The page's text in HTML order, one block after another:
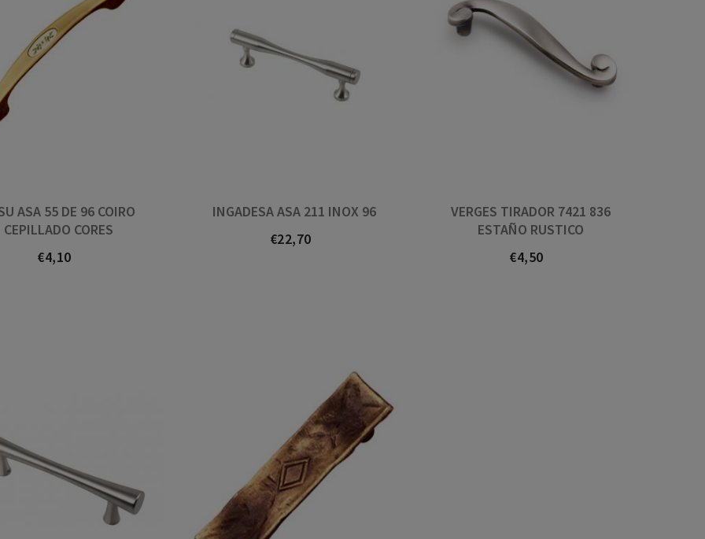
pechaduras e manivelas.
Sempre que busco algo
ASA 55 DE 96 COIRO
CEPILLADO CORES
Prezo
€4,10
INGADESA ASA 211 INOX 96
Prezo
€22,70
VERGES TIRADOR 7421 836
ESTAÑO RUSTICO
Prezo
€4,50